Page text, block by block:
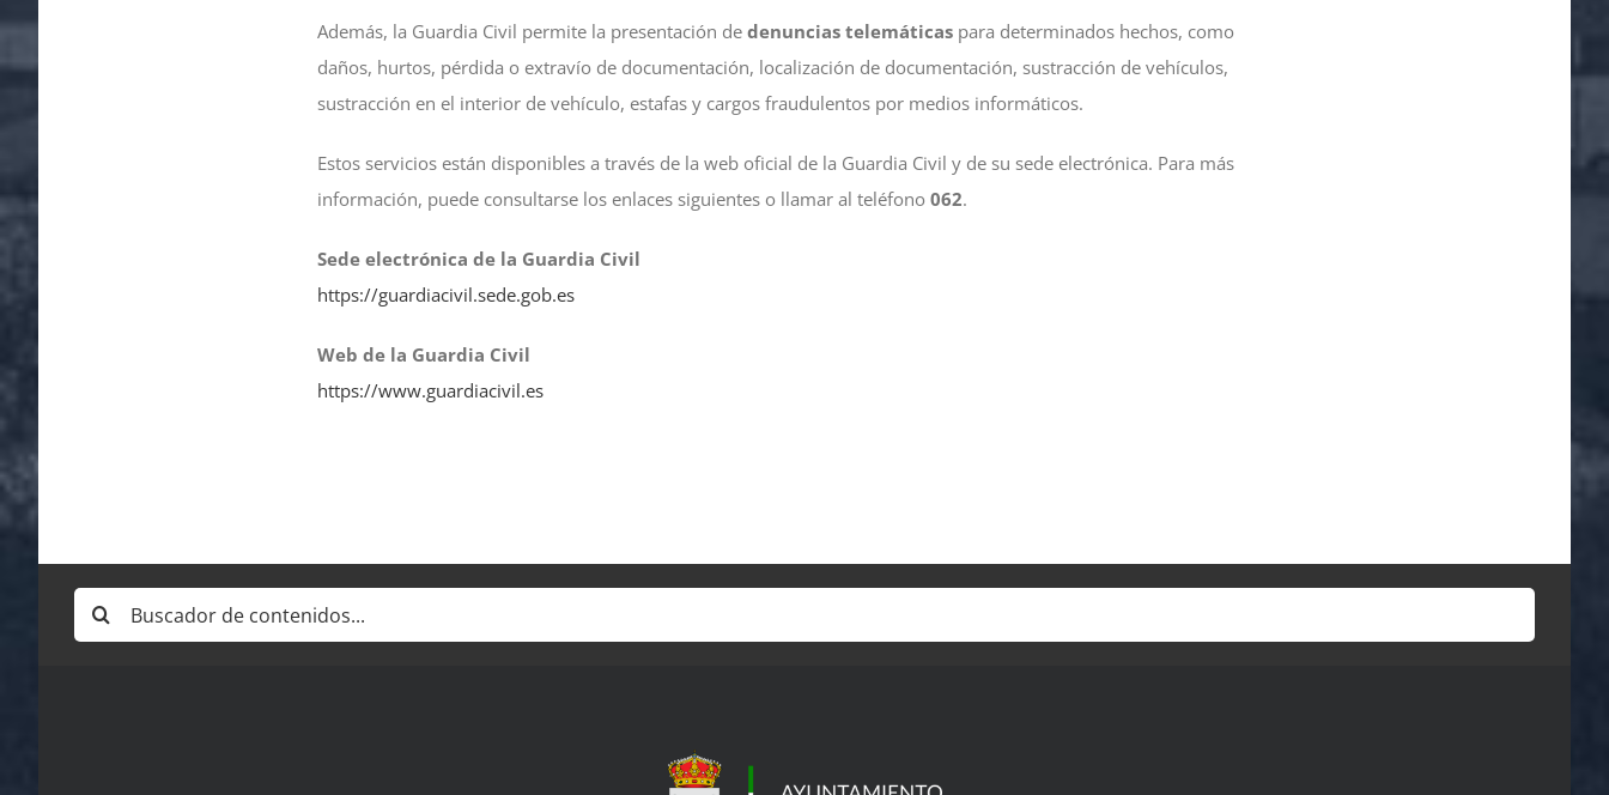
Además, la Guardia Civil permite la presentación dedenuncias telemáticas para determinados hechos, como
daños, hurtos, pérdida o extravío de documentación, localización de documentación, sustracción de vehículos,
sustracción en el interior de vehículo, estafas y cargos fraudulentos por medios informáticos.
Estos servicios están disponibles a través de la web oficial de la Guardia Civil y de su sede electrónica. Para más
información, puede consultarse los enlaces siguientes o llamar al teléfono062.
Sede electrónica de la Guardia Civil
https://guardiacivil.sede.gob.es
Web de la Guardia Civil
https://www.guardiacivil.es
Buscar: